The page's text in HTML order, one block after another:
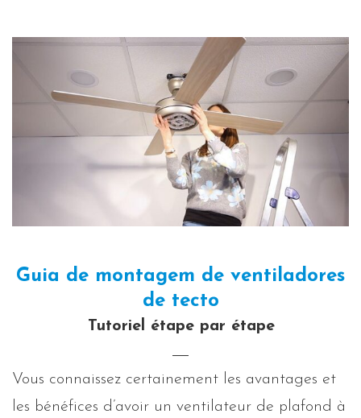
Guia de montagem de ventiladores
de tecto
Tutoriel étape par étape
Vous connaissez certainement les avantages et
les bénéfices d’avoir un ventilateur de plafond à